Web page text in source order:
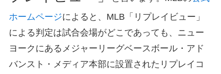
ホームページによると、MLB「リプレイビュー」
による判定は試合会場がどこであっても、ニュー
ヨークにあるメジャーリーグベースボール・アド
バンスト・メディア本部に設置されたリプレイコ